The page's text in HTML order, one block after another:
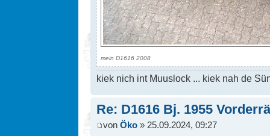
mein D1616 2008
kiek nich int Muuslock ... kiek nah de
Re: D1616 Bj. 1955
von Öko » 25.09.2024, 09:27